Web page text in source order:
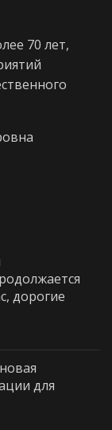
70 лет,
дорогие
для